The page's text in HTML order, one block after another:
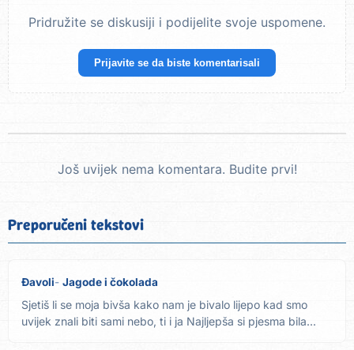
Pridružite se diskusiji i podijelite svoje uspomene.
Prijavite se da biste komentarisali
Još uvijek nema komentara. Budite prvi!
Preporučeni tekstovi
Đavoli Jagode i čokolada
Sjetiš li se moja bivša kako nam je bivalo lijepo kad smo
uvijek znali biti sami nebo, ti i ja Najljepša si pjesma bila...